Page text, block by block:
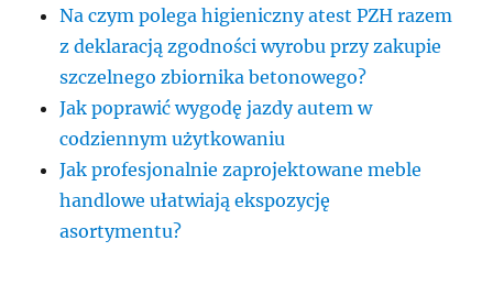
Na czym polega higieniczny atest PZH razem
z deklaracją zgodności wyrobu przy zakupie
szczelnego zbiornika betonowego?
Jak poprawić wygodę jazdy autem w
codziennym użytkowaniu
Jak profesjonalnie zaprojektowane meble
handlowe ułatwiają ekspozycję
asortymentu?